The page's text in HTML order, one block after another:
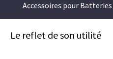
Accessoires pour Batteries
Le reflet de son utilité